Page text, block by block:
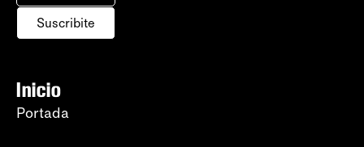
Suscribite
Inicio
Portada